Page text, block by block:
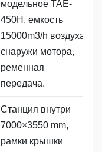
модельное TAE-
450H, емкость
15000m3/h воздуха,
снаружи мотора,
ременная
передача.
Станция внутри
7000×3550 mm,
рамки крышки